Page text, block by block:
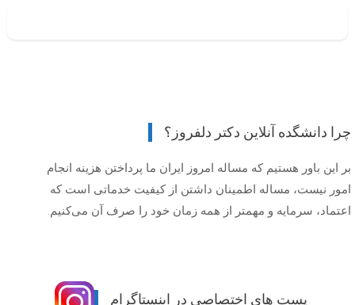
چرا دانشگده آنلاین دکتر دلفروز؟
بر این باور هستیم که مساله امروز ایران ما پرداختن هزینه انجام
امور نیست، مساله اطمینان داشتن از کیفیت خدماتی است که
اعتماد، سرمایه و مهمتر از همه زمان خود را صرف آن می‌کنیم.
پست های اختصاصی در اینستاگرام